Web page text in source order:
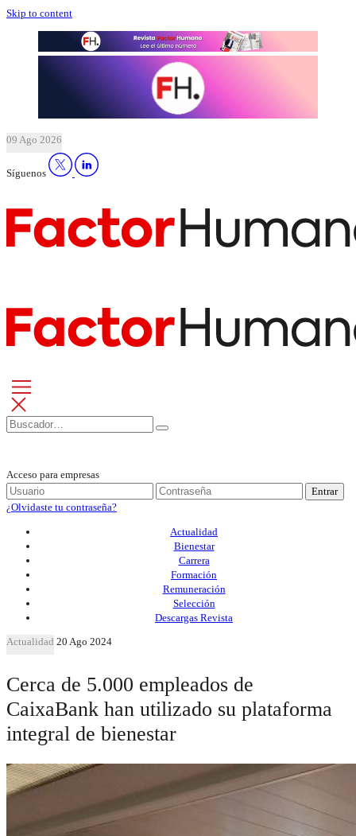
Skip to content
09 Ago 2026
Síguenos
Acceso para empresas
Entrar
¿Olvidaste tu contraseña?
Actualidad
Bienestar
Carrera
Formación
Remuneración
Selección
Descargas Revista
Actualidad 20 Ago 2024
Cerca de 5.000 empleados de
CaixaBank han utilizado su plataforma
integral de bienestar